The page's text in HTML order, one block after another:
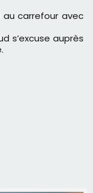
au carrefour avec
s’excuse auprès